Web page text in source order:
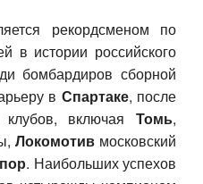
рекордсменом по
в истории российского
бомбардиров сборной
в Спартаке, после
включая Томь,
Локомотив московский
. Наибольших успехов